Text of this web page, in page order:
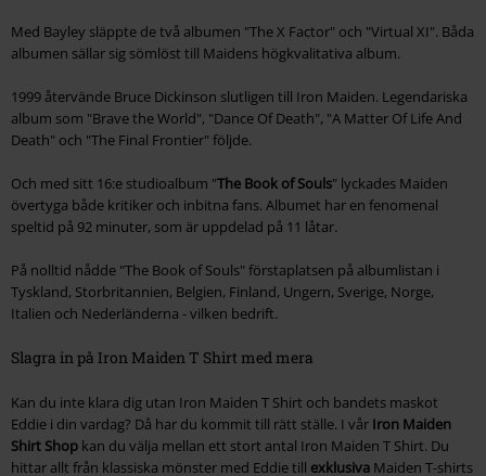
Med Bayley släppte de två albumen "The X Factor" och "Virtual XI". Båda
albumen sällar sig sömlöst till Maidens högkvalitativa album.
1999 återvände Bruce Dickinson slutligen till Iron Maiden. Legendariska
album som "Brave the World", "Dance Of Death", "A Matter Of Life And
Death" och "The Final Frontier" följde.
Och med sitt 16:e studioalbum "The Book of Souls" lyckades Maiden
övertyga både kritiker och inbitna fans. Albumet har en fenomenal
speltid på 92 minuter, som är uppdelad på 11 låtar.
På nolltid nådde "The Book of Souls" förstaplatsen på albumlistan i
Tyskland, Storbritannien, Belgien, Finland, Ungern, Sverige, Norge,
Italien och Nederländerna - vilken bedrift.
Slagra in på Iron Maiden T Shirt med mera
Kan du inte klara dig utan Iron Maiden T Shirt och bandets maskot
Eddie i din vardag? Då har du kommit till rätt ställe. I vår Iron Maiden
Shirt Shop kan du välja mellan ett stort antal Iron Maiden T Shirt. Du
hittar allt från klassiska mönster med Eddie till exklusiva Maiden T-shirts